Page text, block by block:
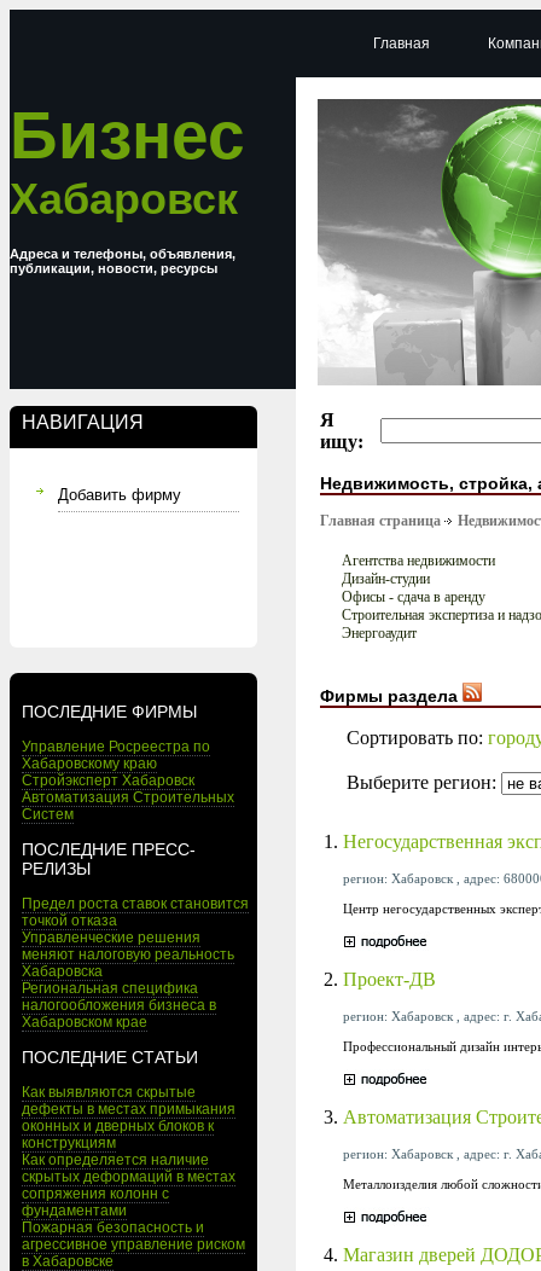
Бизнес
Хабаровск
Адреса и телефоны, объявления,
публикации, новости, ресурсы
НАВИГАЦИЯ
Добавить фирму
ПОСЛЕДНИЕ ФИРМЫ
Управление Росреестра по
Хабаровскому краю
Стройэксперт Хабаровск
Автоматизация Строительных
Систем
ПОСЛЕДНИЕ ПРЕСС-
РЕЛИЗЫ
Предел роста ставок становится
точкой отказа
Управленческие решения
меняют налоговую реальность
Хабаровска
Региональная специфика
налогообложения бизнеса в
Хабаровском крае
ПОСЛЕДНИЕ СТАТЬИ
Как выявляются скрытые
дефекты в местах примыкания
оконных и дверных блоков к
конструкциям
Как определяется наличие
скрытых деформаций в местах
сопряжения колонн с
фундаментами
Пожарная безопасность и
агрессивное управление риском
в Хабаровске
Главная
Я
ищу:
Недвижимость, стройка,
Главная страница
Агентства недвижимости
Дизайн-студии
Офисы - сдача в аренду
Строительная экспертиза и
Энергоаудит
Фирмы раздела
Сортировать по:
Выберите регион:
1. Негосударственная
регион: Хабаровск , адрес:
Центр негосударственных
2. Проект-ДВ
регион: Хабаровск , адрес: г.
Профессиональный дизайн
3. Автоматизация
регион: Хабаровск , адрес: г.
Металлоизделия любой
4. Магазин дверей